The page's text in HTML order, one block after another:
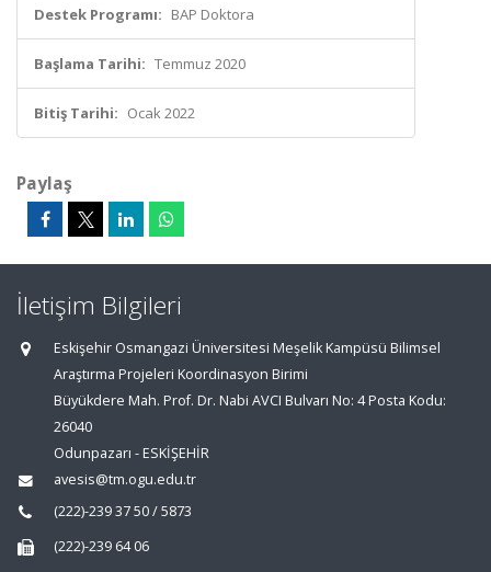
Destek Programı: BAP Doktora
Başlama Tarihi: Temmuz 2020
Bitiş Tarihi: Ocak 2022
Paylaş
İletişim Bilgileri
Eskişehir Osmangazi Üniversitesi Meşelik Kampüsü Bilimsel
Araştırma Projeleri Koordinasyon Birimi
Büyükdere Mah. Prof. Dr. Nabi AVCI Bulvarı No: 4 Posta Kodu:
26040
Odunpazarı - ESKİŞEHİR
avesis@tm.ogu.edu.tr
(222)-239 37 50 / 5873
(222)-239 64 06